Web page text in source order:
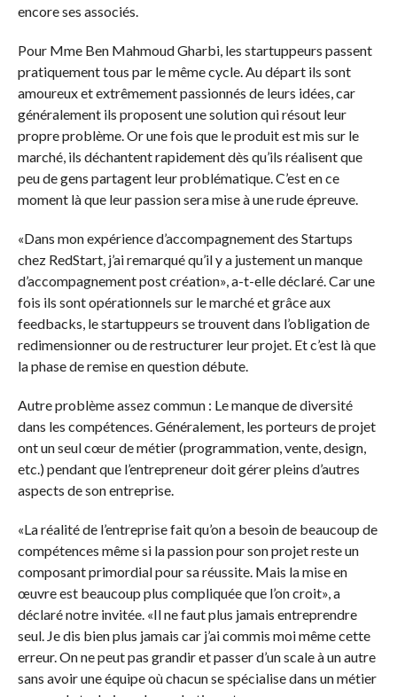
encore ses associés.
Pour Mme Ben Mahmoud Gharbi, les startuppeurs passent
pratiquement tous par le même cycle. Au départ ils sont
amoureux et extrêmement passionnés de leurs idées, car
généralement ils proposent une solution qui résout leur
propre problème. Or une fois que le produit est mis sur le
marché, ils déchantent rapidement dès qu’ils réalisent que
peu de gens partagent leur problématique. C’est en ce
moment là que leur passion sera mise à une rude épreuve.
«Dans mon expérience d’accompagnement des Startups
chez RedStart, j’ai remarqué qu’il y a justement un manque
d’accompagnement post création», a-t-elle déclaré. Car une
fois ils sont opérationnels sur le marché et grâce aux
feedbacks, le startuppeurs se trouvent dans l’obligation de
redimensionner ou de restructurer leur projet. Et c’est là que
la phase de remise en question débute.
Autre problème assez commun : Le manque de diversité
dans les compétences. Généralement, les porteurs de projet
ont un seul cœur de métier (programmation, vente, design,
etc.) pendant que l’entrepreneur doit gérer pleins d’autres
aspects de son entreprise.
«La réalité de l’entreprise fait qu’on a besoin de beaucoup de
compétences même si la passion pour son projet reste un
composant primordial pour sa réussite. Mais la mise en
œuvre est beaucoup plus compliquée que l’on croit», a
déclaré notre invitée. «Il ne faut plus jamais entreprendre
seul. Je dis bien plus jamais car j’ai commis moi même cette
erreur. On ne peut pas grandir et passer d’un scale à un autre
sans avoir une équipe où chacun se spécialise dans un métier